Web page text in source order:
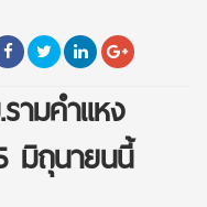
ามคำแหง
มิถุนายนนี้